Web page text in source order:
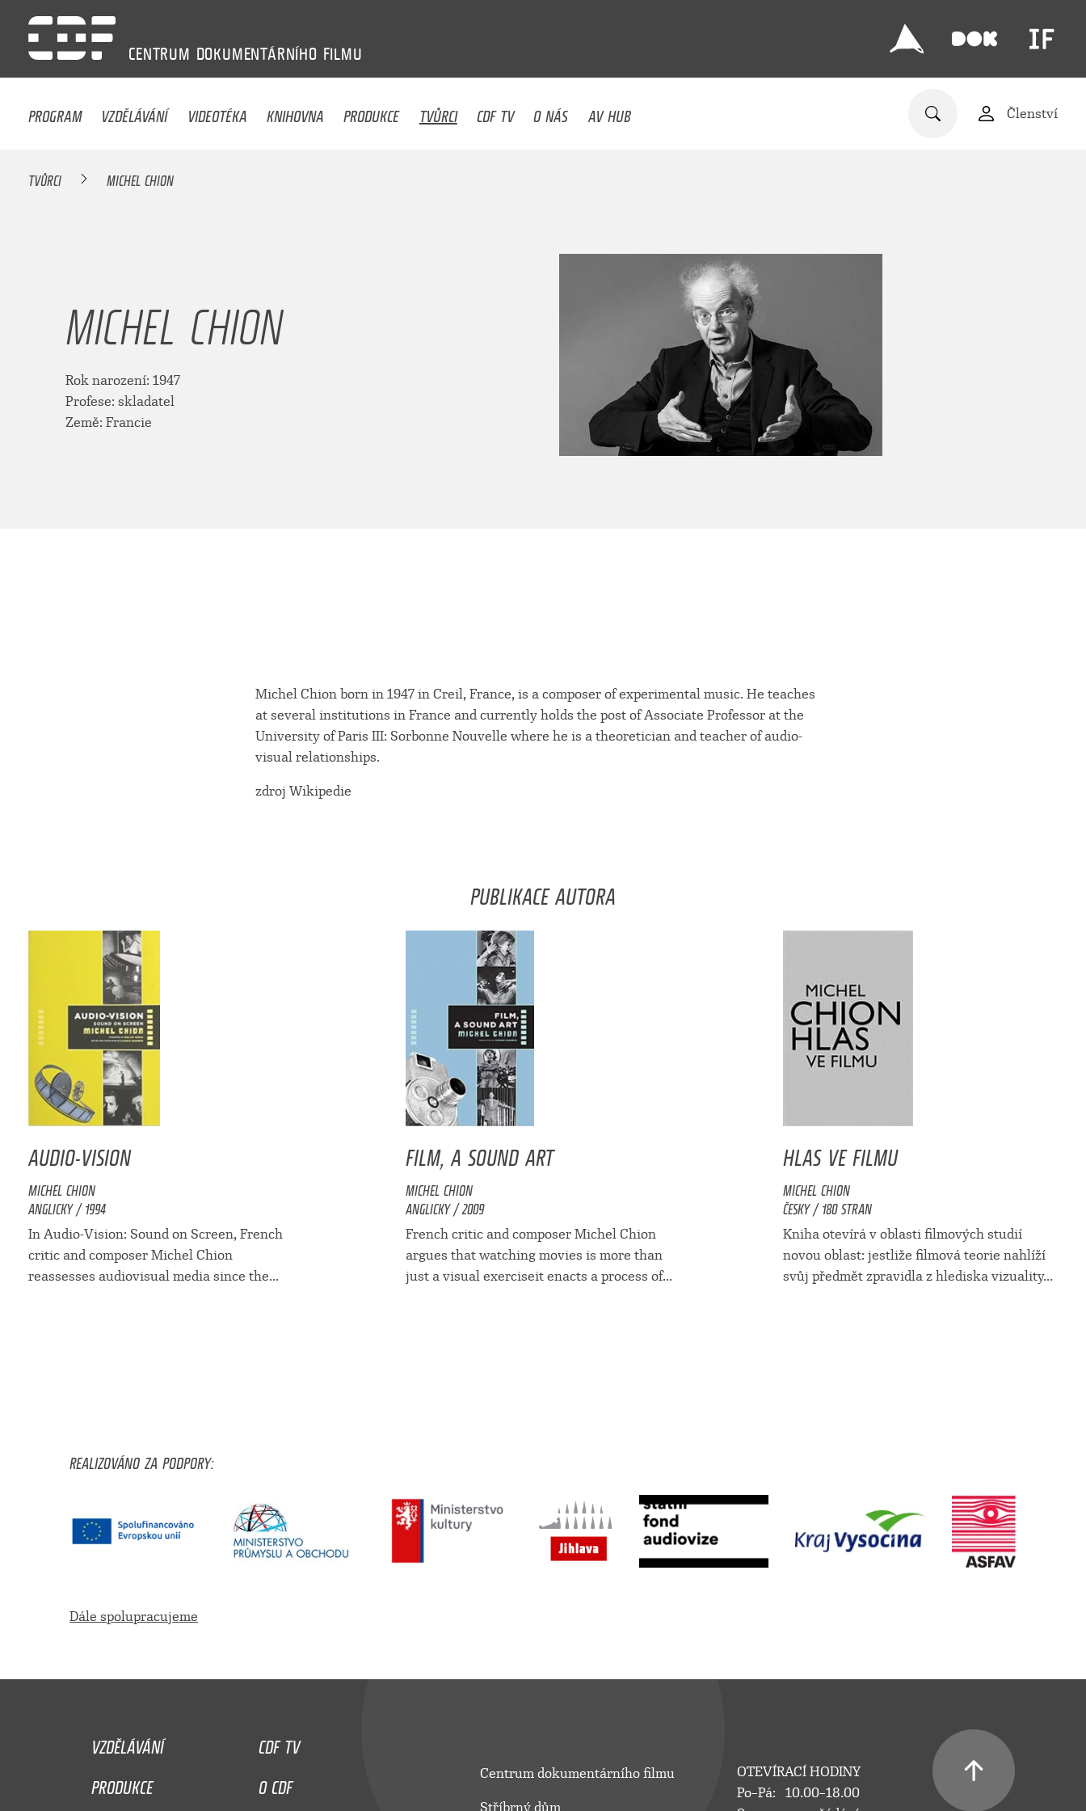
CENTRUM DOKUMENTÁRNÍHO FILMU
PROGRAM VZDĚLÁVÁNÍ VIDEOTÉKA KNIHOVNA PRODUKCE TVŮRCI CDF TV O NÁS AV HUB Členství
TVŮRCI MICHEL CHION
MICHEL CHION
Rok narození: 1947
Profese: skladatel
Země: Francie
Michel Chion born in 1947 in Creil, France, is a composer of experimental music. He teaches
at several institutions in France and currently holds the post of Associate Professor at the
University of Paris III: Sorbonne Nouvelle where he is a theoretician and teacher of audio-
visual relationships.
zdroj Wikipedie
PUBLIKACE AUTORA
AUDIO-VISION
MICHEL CHION
ANGLICKY / 1994
In Audio-Vision: Sound on Screen, French
critic and composer Michel Chion
reassesses audiovisual media since the...
FILM, A SOUND ART
MICHEL CHION
ANGLICKY / 2009
French critic and composer Michel Chion
argues that watching movies is more than
just a visual exerciseit enacts a process of...
HLAS VE FILMU
MICHEL CHION
ČESKY / 180 STRAN
Kniha otevírá v oblasti filmových studií
novou oblast: jestliže filmová teorie nahlíží
svůj předmět zpravidla z hlediska vizuality...
REALIZOVÁNO ZA PODPORY:
Dále spolupracujeme
VZDĚLÁVÁNÍ
CDF TV
PRODUKCE
O CDF
Centrum dokumentárního filmu
Stříbrný dům
OTEVÍRACÍ HODINY
Po–Pá:
10.00–18.00